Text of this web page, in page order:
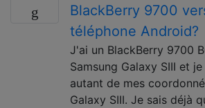
BlackBerry 9700
téléphone Android?
J'ai un BlackBerry 9700
Samsung Galaxy SIII et
autant de mes
Galaxy SIII. Je sais déjà